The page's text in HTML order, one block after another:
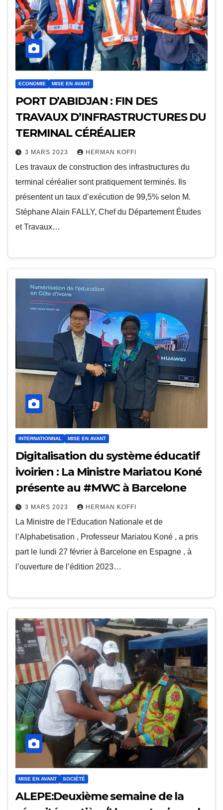
ECONOMIE MISE EN AVANT
PORT D’ABIDJAN : FIN DES
TRAVAUX D’INFRASTRUCTURES DU
TERMINAL CÉRÉALIER
3 MARS 2023 HERMAN KOFFI
Les travaux de construction des infrastructures du
terminal céréalier sont pratiquement terminés. Ils
présentent un taux d’exécution de 99,5% selon M.
Stéphane Alain FALLY, Chef du Département Études
et Travaux…
INTERNATIONNAL MISE EN AVANT
Digitalisation du système éducatif
ivoirien : La Ministre Mariatou Koné
présente au #MWC à Barcelone
3 MARS 2023 HERMAN KOFFI
La Ministre de l’Education Nationale et de
l’Alphabetisation , Professeur Mariatou Koné , a pris
part le lundi 27 février à Barcelone en Espagne , à
l’ouverture de l’édition 2023…
MISE EN AVANT SOCIÉTÉ
ALEPE:Deuxième semaine de la